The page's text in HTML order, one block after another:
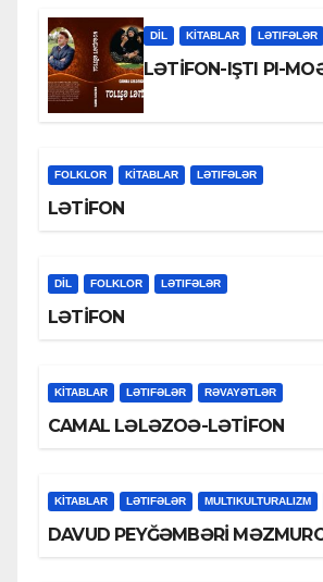
DİL KİTABLAR LƏTIFƏLƏR
LƏTİFON-IŞTI PI-
FOLKLOR KİTABLAR LƏTIFƏLƏR
LƏTİFON
DİL FOLKLOR LƏTIFƏLƏR
LƏTİFON
KİTABLAR LƏTIFƏLƏR RƏVAYƏTLƏR
CAMAL LƏLƏZOƏ-LƏTİFON
KİTABLAR LƏTIFƏLƏR MULTIKULTURALIZM
DAVUD PEYĞƏMBƏRİ